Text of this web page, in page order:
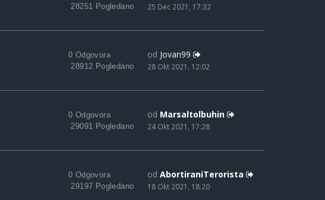
28251 Pogledano
25 Dec 2021, 17:32
0 Odgovora
28912 Pogledano
od Jovan99
28 Okt 2021, 12:02
0 Odgovora
29091 Pogledano
od Marsaltolbuhin
24 Okt 2021, 17:28
0 Odgovora
29197 Pogledano
od AbortiraniTerorista
18 Okt 2021, 18:20